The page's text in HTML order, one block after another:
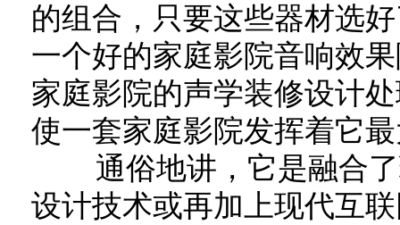
的组合，只要这些器材选
一个好的家庭影院音响效
家庭影院的声学装修设计
使一套家庭影院发挥着它
通俗地讲，它是融合了
设计技术或再加上现代互